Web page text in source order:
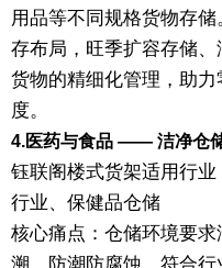
用品等不同规格货物存
存布局，旺季扩容存储
货物的精细化管理，助
度。
4.医药与食品 —— 洁净仓
钰联阁楼式货架适用行
行业、保健品仓储
核心痛点：仓储环境要